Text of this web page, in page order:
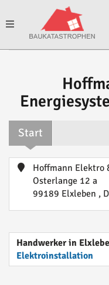
Toggle
Start
Hoffmann Elektro
Osterlange 12 a
99189 Elxleben ,
Handwerker in
Elektroinstallation